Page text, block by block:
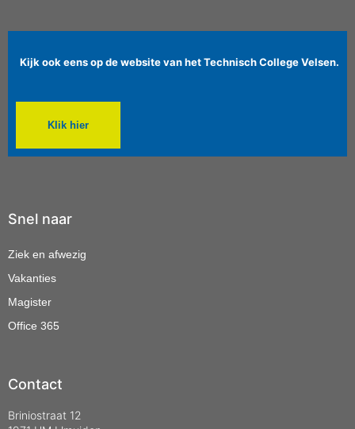
Kijk ook eens op de website van het Technisch College Velsen.
Klik hier
Snel naar
Ziek en afwezig
Vakanties
Magister
Office 365
Contact
Briniostraat 12